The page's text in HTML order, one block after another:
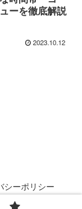
ーを徹底解説
2023.10.12
シーポリシー